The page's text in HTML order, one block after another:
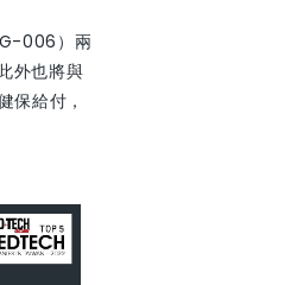
006）兩
外也將與
給付，